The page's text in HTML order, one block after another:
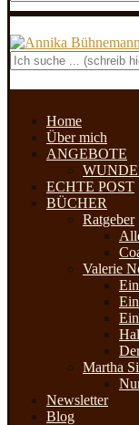
Home
Über mich
ANGEBOTE
ECHTE POST
BÜCHER
Ratgeber
Valerie
Martha
Newsletter
Blog